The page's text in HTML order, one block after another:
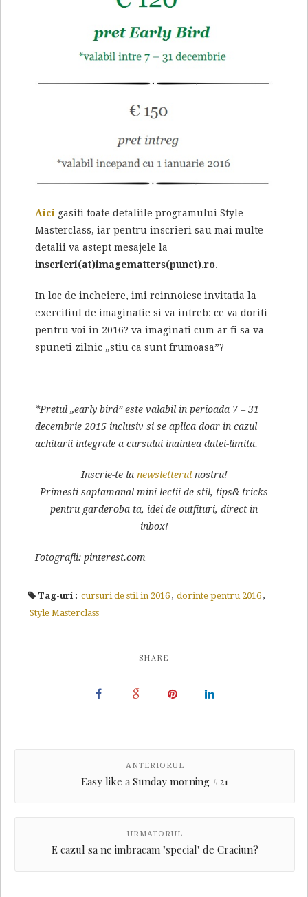
Aici gasiti toate detaliile programului Style
Masterclass, iar pentru inscrieri sau mai multe
detalii va astept mesajele la
inscrieri(at)imagematters(punct).ro.
In loc de incheiere, imi reinnoiesc invitatia la
exercitiul de imaginatie si va intreb: ce va doriti
pentru voi in 2016? va imaginati cum ar fi sa va
spuneti zilnic „stiu ca sunt frumoasa”?
*Pretul „early bird” este valabil in perioada 7 – 31
decembrie 2015 inclusiv si se aplica doar in cazul
achitarii integrale a cursului inaintea datei-limita.
Inscrie-te la newsletterul nostru!
Primesti saptamanal mini-lectii de stil, tips& tricks
pentru garderoba ta, idei de outfituri, direct in
inbox!
Fotografii: pinterest.com
Tag-uri : cursuri de stil in 2016 , dorinte pentru 2016 ,
Style Masterclass
SHARE
ANTERIORUL
Easy like a Sunday morning #21
URMATORUL
E cazul sa ne imbracam "special" de Craciun?